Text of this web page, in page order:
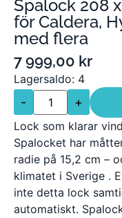
Spalock 208
för Caldera,
med flera
7 999,00 kr
Lagersaldo: 4
- +
Lock som klarar
Spalocket har
radie på 15,2 cm –
klimatet i Sverige .
inte detta lock
automatiskt.